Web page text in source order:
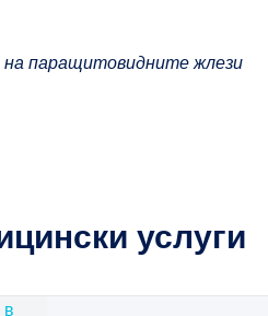
паращитовидните жлези
услуги